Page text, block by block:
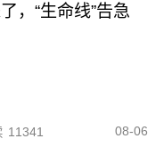
，“生命线”告急
11341 08-06